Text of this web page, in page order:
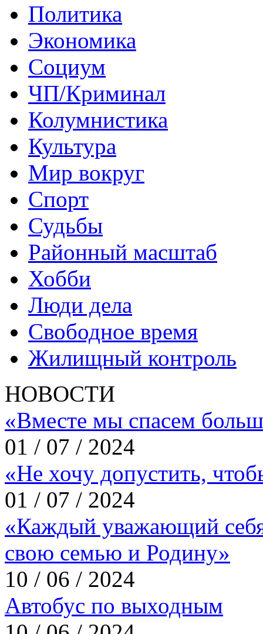
Политика
Экономика
Социум
ЧП/Криминал
Колумнистика
Культура
Мир вокруг
Спорт
Судьбы
Районный масштаб
Хобби
Люди дела
Свободное время
Жилищный контроль
НОВОСТИ
«Вместе мы спасем
01 / 07 / 2024
«Не хочу допустить,
01 / 07 / 2024
«Каждый уважающий
свою семью и Родину»
10 / 06 / 2024
Автобус по выходным